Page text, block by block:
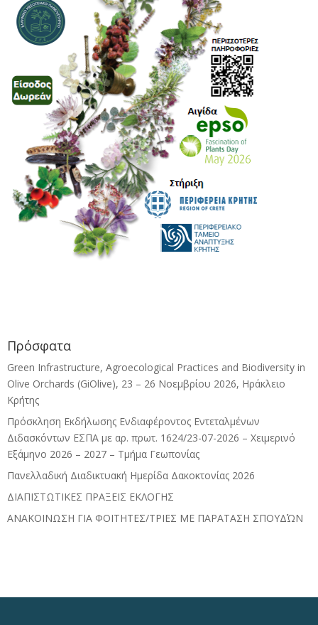
Πρόσφατα
Green Infrastructure, Agroecological Practices and Biodiversity in
Olive Orchards (GiOlive), 23 – 26 Νοεμβρίου 2026, Ηράκλειο
Κρήτης
Πρόσκληση Εκδήλωσης Ενδιαφέροντος Εντεταλμένων
Διδασκόντων ΕΣΠΑ με αρ. πρωτ. 1624/23-07-2026 – Χειμερινό
Εξάμηνο 2026 – 2027 – Τμήμα Γεωπονίας
Πανελλαδική Διαδικτυακή Ημερίδα Δακοκτονίας 2026
ΔΙΑΠΙΣΤΩΤΙΚΕΣ ΠΡΑΞΕΙΣ ΕΚΛΟΓΗΣ
ΑΝΑΚΟΙΝΩΣΗ ΓΙΑ ΦΟΙΤΗΤΕΣ/ΤΡΙΕΣ ΜΕ ΠΑΡΑΤΑΣΗ ΣΠΟΥΔΏΝ